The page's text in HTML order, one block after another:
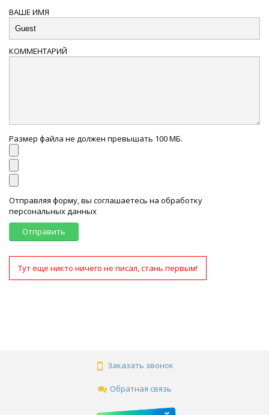
ВАШЕ ИМЯ
КОММЕНТАРИЙ
Размер файла не должен превышать 100 МБ.
Отправляя форму, вы соглашаетесь на обработку
персональных данных
Отправить
Тут еще никто ничего не писал, стань первым!
Заказать звонок
Обратная связь